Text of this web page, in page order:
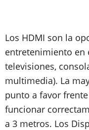
Los HDMI son la
entretenimiento en
televisiones,
multimedia). La
punto a favor
funcionar
a 3 metros. Los